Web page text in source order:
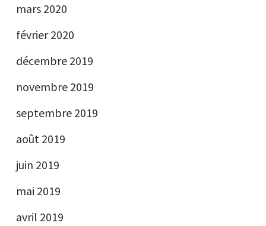
mars 2020
février 2020
décembre 2019
novembre 2019
septembre 2019
août 2019
juin 2019
mai 2019
avril 2019